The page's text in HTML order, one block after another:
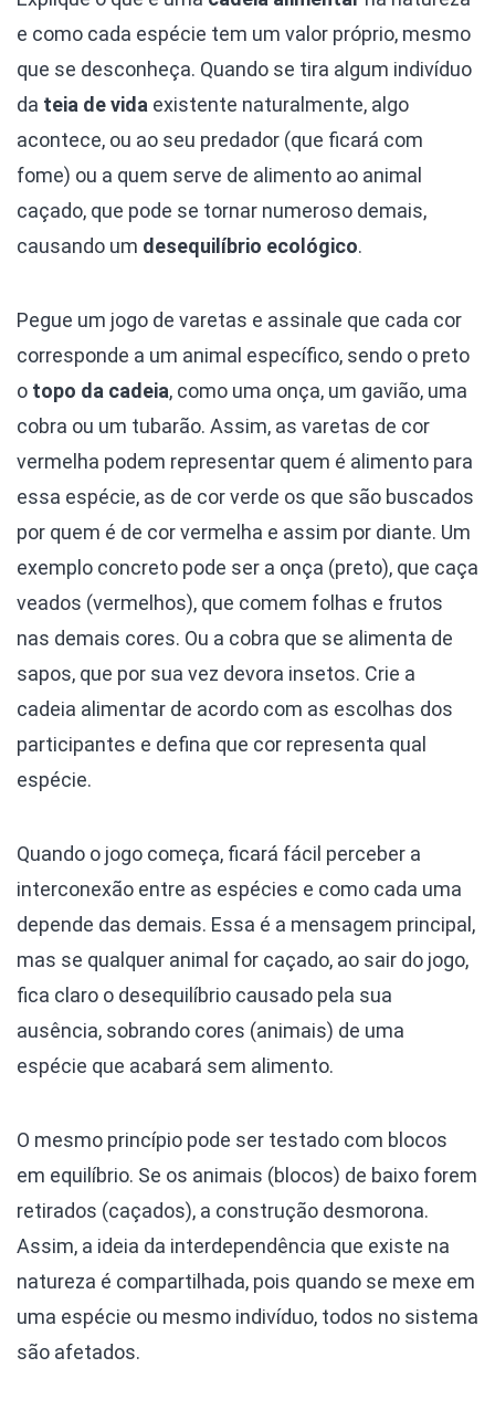
e como cada espécie tem um valor próprio, mesmo
que se desconheça. Quando se tira algum indivíduo
da teia de vida existente naturalmente, algo
acontece, ou ao seu predador (que ficará com
fome) ou a quem serve de alimento ao animal
caçado, que pode se tornar numeroso demais,
causando um desequilíbrio ecológico.
Pegue um jogo de varetas e assinale que cada cor
corresponde a um animal específico, sendo o preto
o topo da cadeia, como uma onça, um gavião, uma
cobra ou um tubarão. Assim, as varetas de cor
vermelha podem representar quem é alimento para
essa espécie, as de cor verde os que são buscados
por quem é de cor vermelha e assim por diante. Um
exemplo concreto pode ser a onça (preto), que caça
veados (vermelhos), que comem folhas e frutos
nas demais cores. Ou a cobra que se alimenta de
sapos, que por sua vez devora insetos. Crie a
cadeia alimentar de acordo com as escolhas dos
participantes e defina que cor representa qual
espécie.
Quando o jogo começa, ficará fácil perceber a
interconexão entre as espécies e como cada uma
depende das demais. Essa é a mensagem principal,
mas se qualquer animal for caçado, ao sair do jogo,
fica claro o desequilíbrio causado pela sua
ausência, sobrando cores (animais) de uma
espécie que acabará sem alimento.
O mesmo princípio pode ser testado com blocos
em equilíbrio. Se os animais (blocos) de baixo forem
retirados (caçados), a construção desmorona.
Assim, a ideia da interdependência que existe na
natureza é compartilhada, pois quando se mexe em
uma espécie ou mesmo indivíduo, todos no sistema
são afetados.